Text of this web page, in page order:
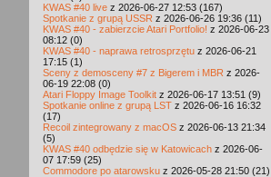
KWAS #40 live z 2026-06-27 12:53 (167)
Spotkanie z grupą USSR z 2026-06-26 19:36 (11)
KWAS #40 - zabierzcie Atari Portfolio! z 2026-06-23
08:12 (0)
KWAS #40 - naprawa retrosprzętu z 2026-06-21
17:15 (1)
Sceny z demosceny #7 z Bigerem i MBR z 2026-
06-19 22:08 (0)
Atari Floppy Image Toolkit z 2026-06-17 13:51 (9)
Spotkanie online z grupą LST z 2026-06-16 16:32
(17)
Recoil zintegrowany z macOS z 2026-06-13 21:34
(5)
KWAS #40 odbędzie się w Katowicach z 2026-06-
07 17:59 (25)
Commodore po atarowsku z 2026-05-28 21:50 (21)